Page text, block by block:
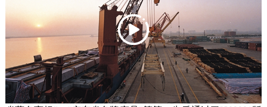
内知名品牌，华冠彩钢板在耐腐蚀性、耐候性、物理性能、
外观等方面均处于行业先进水平，产品广泛应用于建筑装饰
和家电等行业。
       公司通过管理改革和技术创新，近年来斩获无数荣誉，包
括“中国质量过硬放心品牌”、“广东省高新技术企业”、“广东